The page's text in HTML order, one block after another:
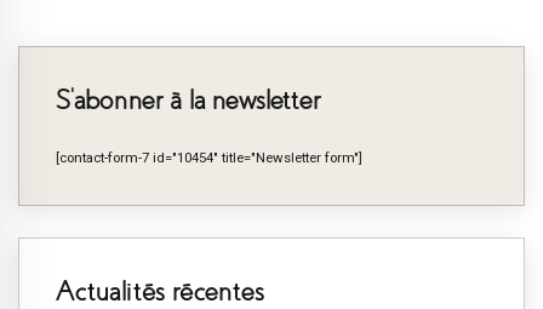
S’abonner à la newsletter
[contact-form-7 id="10454" title="Newsletter form"]
Actualités récentes